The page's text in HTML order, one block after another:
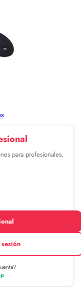
para profesionales.